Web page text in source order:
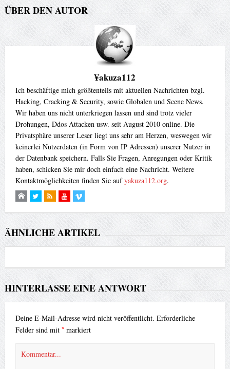
ÜBER DEN AUTOR
¥akuza112
Ich beschäftige mich größtenteils mit aktuellen Nachrichten bzgl.
Hacking, Cracking & Security, sowie Globalen und Scene News.
Wir haben uns nicht unterkriegen lassen und sind trotz vieler
Drohungen, Ddos Attacken usw. seit August 2010 online. Die
Privatsphäre unserer Leser liegt uns sehr am Herzen, weswegen wir
keinerlei Nutzerdaten (in Form von IP Adressen) unserer Nutzer in
der Datenbank speichern. Falls Sie Fragen, Anregungen oder Kritik
haben, schicken Sie mir doch einfach eine Nachricht. Weitere
Kontaktmöglichkeiten finden Sie aufyakuza112.org.
ÄHNLICHE ARTIKEL
HINTERLASSE EINE ANTWORT
Deine E-Mail-Adresse wird nicht veröffentlicht. Erforderliche
Felder sind mit *markiert